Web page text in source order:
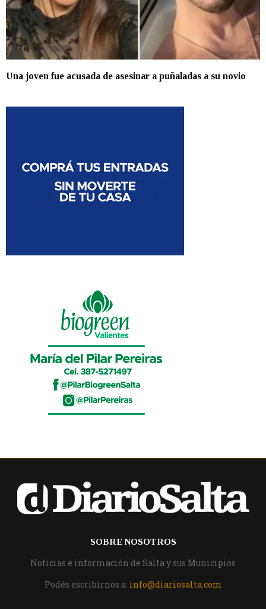
Una joven fue acusada de asesinar a puñaladas a su novio
SOBRE NOSOTROS
Noticias e información de Salta y sus Municipios
Podés escribirnos a: info@diariosalta.com